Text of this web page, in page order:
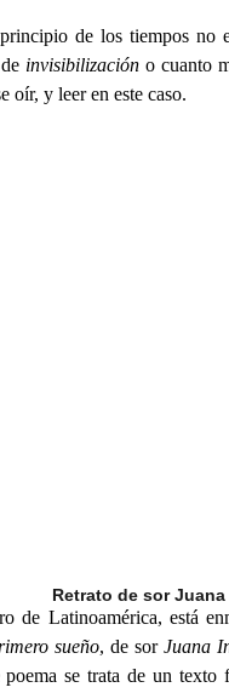
de los tiempos no
invisibilización o cuanto
oír, y leer en este caso.
de Latinoamérica, está
sueño, de sor Juana
se trata de un
Retrato de sor